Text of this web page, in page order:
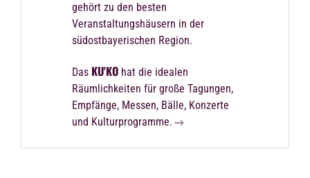
gehört zu den besten
Veranstaltungshäusern in der
südostbayerischen Region.
Das KU'KO hat die idealen
Räumlichkeiten für große Tagungen,
Empfänge, Messen, Bälle, Konzerte
und Kulturprogramme.